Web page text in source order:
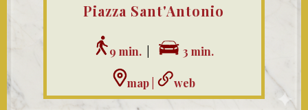
Piazza Sant'Antonio
9 min. 3 min.
map| web